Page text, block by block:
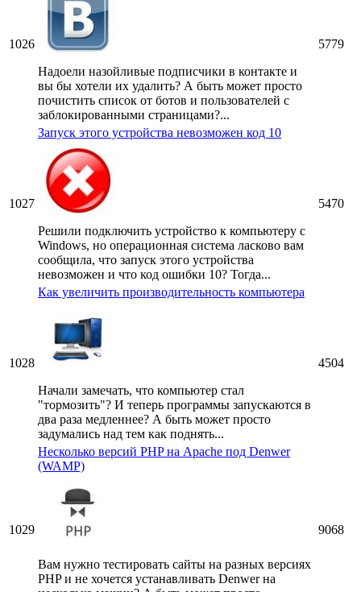
1026
Надоели назойливые подписчики в контакте и
вы бы хотели их удалить? А быть может просто
почистить список от ботов и пользователей с
заблокированными страницами?...
5779
1027
Запуск этого устройства невозможен код 10
Решили подключить устройство к компьютеру с
Windows, но операционная система ласково вам
сообщила, что запуск этого устройства
невозможен и что код ошибки 10? Тогда...
5470
1028
Как увеличить производительность компьютера
Начали замечать, что компьютер стал
"тормозить"? И теперь программы запускаются в
два раза медленнее? А быть может просто
задумались над тем как поднять...
4504
1029
Несколько версий PHP на Apache под Denwer
(WAMP)
Вам нужно тестировать сайты на разных версиях
PHP и не хочется устанавливать Denwer на
9068